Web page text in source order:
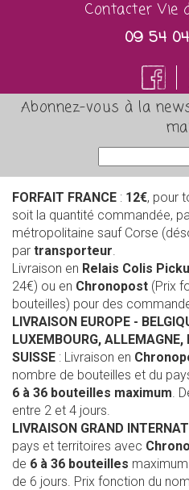
Contacter Vie
09 54
Abonnez-vous à la
FORFAIT FRANCE : 12€, pour
soit la quantité commandée,
métropolitaine sauf Corse
par transporteur.
Livraison en Relais Colis
24€) ou en Chronopost (Prix
bouteilles) pour des
LIVRAISON EUROPE -
LUXEMBOURG,
SUISSE : Livraison en
nombre de bouteilles et du
6 à 36 bouteilles maximum.
entre 2 et 4 jours.
LIVRAISON GRAND
pays et territoires avec
de 6 à 36 bouteilles
de 6 jours. Prix fonction du